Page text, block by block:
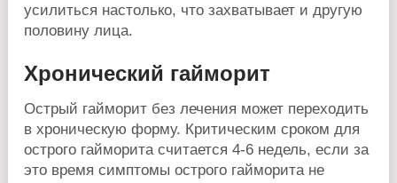
усилиться настолько, что захватывает и другую
половину лица.
Хронический гайморит
Острый гайморит без лечения может переходить
в хроническую форму. Критическим сроком для
острого гайморита считается 4-6 недель, если за
это время симптомы острого гайморита не